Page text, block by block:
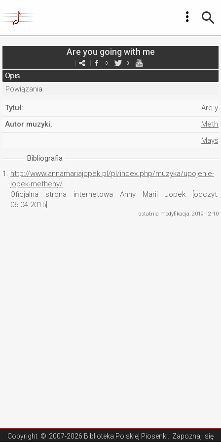
Are you going with me
0 0
Opis
Powiązania
Tytuł:
Are
Autor muzyki:
Bibliografia
1. http://www.annamariajopek.pl/pl/index.php/muzyka/upojenie-
jopek-metheny/
Oficjalna strona internetowa Anny Marii Jopek [odczyt:
06.04.2015].
ostatnia modyfikacja: 2019-12-10
Copyright © 2007-2026 Biblioteka Polskiej Piosenki . Zapoznaj się